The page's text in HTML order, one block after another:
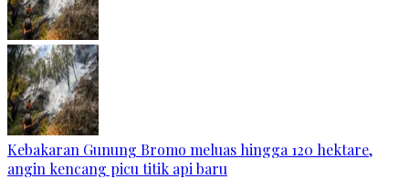
Kebakaran Gunung Bromo meluas hingga 120 hektare,
angin kencang picu titik api baru